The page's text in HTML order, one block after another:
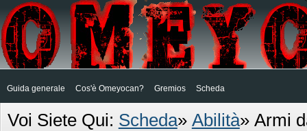
Guida generale Cos'è Omeyocan? Gremios Scheda
Voi Siete Qui: Scheda» Abilità» Armi